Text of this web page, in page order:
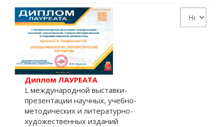
Диплом ЛАУРЕАТА
L международной выставки-
презентации научных, учебно-
методических и литературно-
художественных изданий